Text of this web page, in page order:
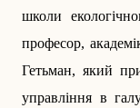
школи
професор,
Гетьман, який
управління в